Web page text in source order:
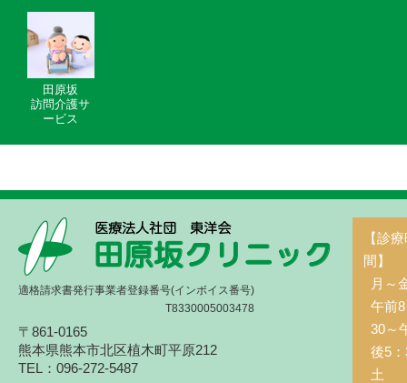
田原坂
訪問介護サ
ービス
適格請求書発行事業者登録番号(インボイス番号)
T8330005003478
〒861-0165
熊本県熊本市北区植木町平原212
TEL：096-272-5487
【診
間】
月～
午前
30～
後5
土